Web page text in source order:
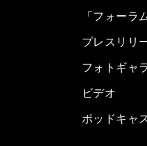
「フォーラ
プレスリリ
フォトギャ
ビデオ
ポッドキャ